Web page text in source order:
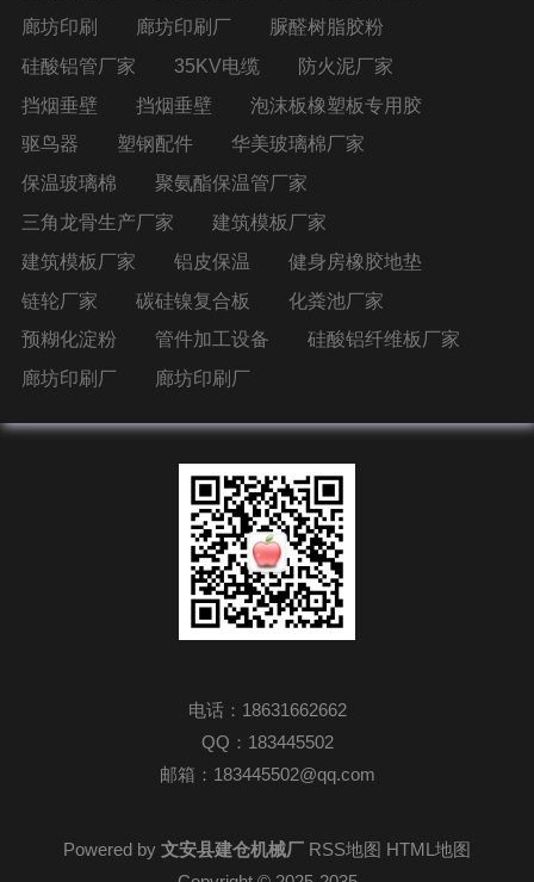
廊坊印刷
廊坊印刷厂
脲醛树脂胶粉
硅酸铝管厂家
35KV电缆
防火泥厂家
挡烟垂壁
挡烟垂壁
泡沫板橡塑板专用胶
驱鸟器
塑钢配件
华美玻璃棉厂家
保温玻璃棉
聚氨酯保温管厂家
三角龙骨生产厂家
建筑模板厂家
建筑模板厂家
铝皮保温
健身房橡胶地垫
链轮厂家
碳硅镍复合板
化粪池厂家
预糊化淀粉
管件加工设备
硅酸铝纤维板厂家
廊坊印刷厂
廊坊印刷厂
电话：18631662662
QQ：183445502
邮箱：183445502@qq.com
Powered by 文安县建仓机械厂 RSS地图 HTML地图